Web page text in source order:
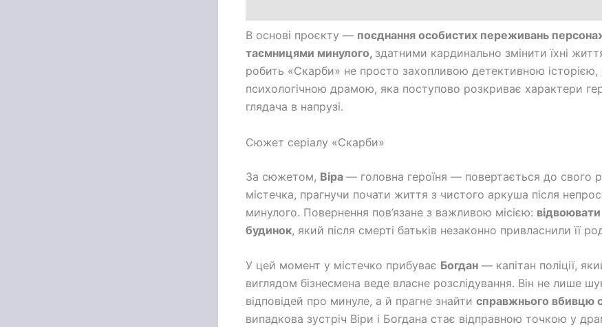
В основі проєкту — поєднання особистих переживань
таємницями минулого, здатними кардинально змінити їхні
робить «Скарби» не просто захопливою детективною історією,
психологічною драмою, яка поступово розкриває характери
глядача в напрузі.
Сюжет серіалу «Скарби»
За сюжетом, Віра — головна героїня — повертається до свого
містечка, прагнучи почати життя з чистого аркуша після
минулого. Повернення пов’язане з важливою місією:
будинок, який після смерті батьків незаконно привласнили її
У цей момент у містечко прибуває Богдан — капітан поліції,
виглядом бізнесмена веде власне розслідування. Він не лише
відповідей про минуле, а й прагне знайти справжнього вбивцю
випадкова зустріч Віри і Богдана стає відправною точкою у